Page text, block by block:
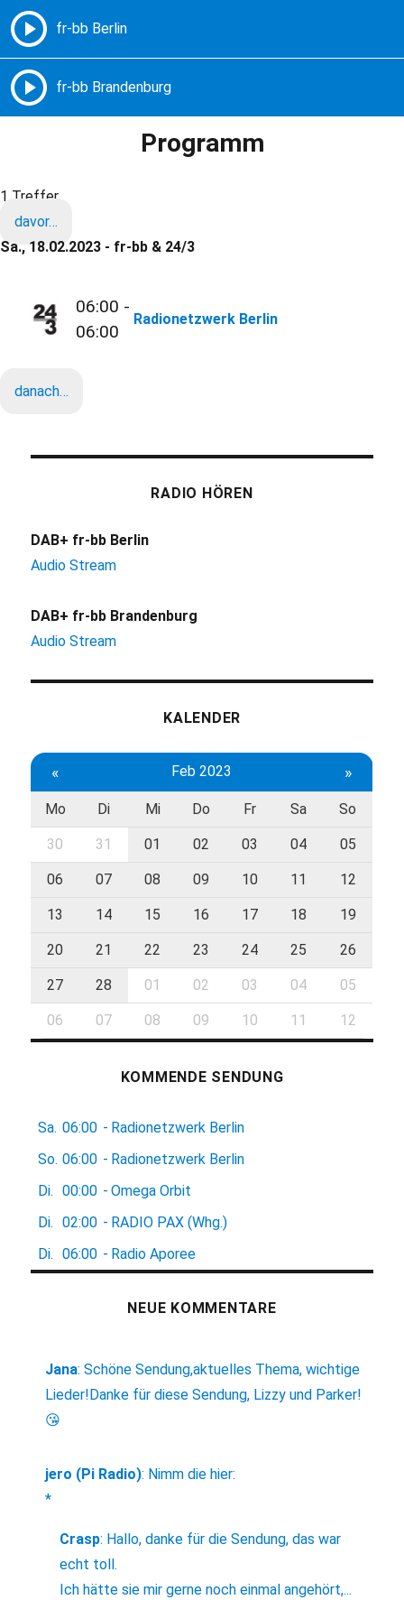
Freie Radios – Berlin Brandenburg
Programm
1 Treffer
davor…
Sa., 18.02.2023 - fr-bb & 24/3
06:00 -
06:00
Radionetzwerk Berlin
danach…
RADIO HÖREN
DAB+ fr-bb Berlin
Audio Stream
DAB+ fr-bb Brandenburg
Audio Stream
KALENDER
« Feb 2023 »
Mo Di Mi Do Fr Sa So
30 31 01 02 03 04 05
06 07 08 09 10 11 12
13 14 15 16 17 18 19
20 21 22 23 24 25 26
27 28 01 02 03 04 05
06 07 08 09 10 11 12
KOMMENDE SENDUNG
Sa. 06:00 - Radionetzwerk Berlin
So. 06:00 - Radionetzwerk Berlin
Di.
00:00 - Omega Orbit
Di.
02:00 - RADIO PAX (Whg.)
Di.
06:00 - Radio Aporee
NEUE KOMMENTARE
Jana:Schöne Sendung,aktuelles Thema, wichtige
Lieder!Danke für diese Sendung, Lizzy und Parker!
😘
jero (Pi Radio): Nimm die hier:
*
Crasp: Hallo, danke für die Sendung, das war
echt toll.
Ich hätte sie mir gerne noch einmal angehört,...